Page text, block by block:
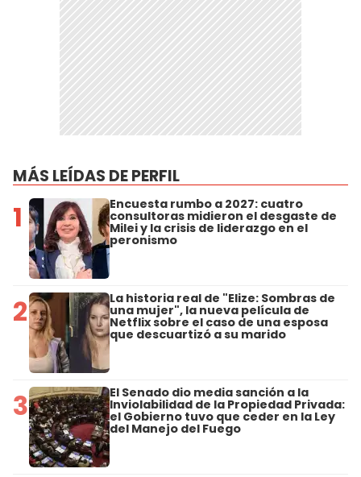
MÁS LEÍDAS DE PERFIL
1 Encuesta rumbo a 2027: cuatro
consultoras midieron el desgaste de
Milei y la crisis de liderazgo en el
peronismo
2 La historia real de "Elize: Sombras de
una mujer", la nueva película de
Netflix sobre el caso de una esposa
que descuartizó a su marido
3 El Senado dio media sanción a la
Inviolabilidad de la Propiedad Privada:
el Gobierno tuvo que ceder en la Ley
del Manejo del Fuego